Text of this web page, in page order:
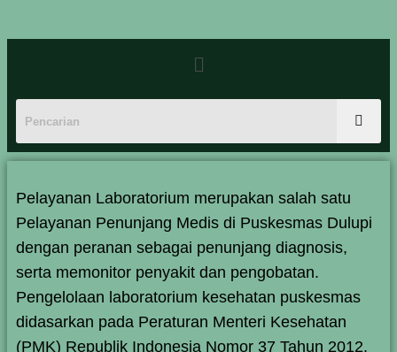
Pelayanan Laboratorium merupakan salah satu
Pelayanan Penunjang Medis di Puskesmas Dulupi
dengan peranan sebagai penunjang diagnosis,
serta memonitor penyakit dan pengobatan.
Pengelolaan laboratorium kesehatan puskesmas
didasarkan pada Peraturan Menteri Kesehatan
(PMK) Republik Indonesia Nomor 37 Tahun 2012.